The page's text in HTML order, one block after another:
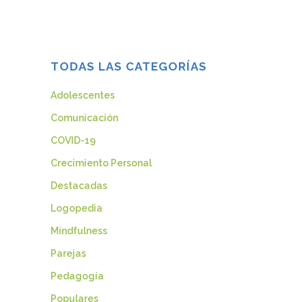
TODAS LAS CATEGORÍAS
Adolescentes
Comunicación
COVID-19
Crecimiento Personal
Destacadas
Logopedia
Mindfulness
Parejas
Pedagogía
Populares